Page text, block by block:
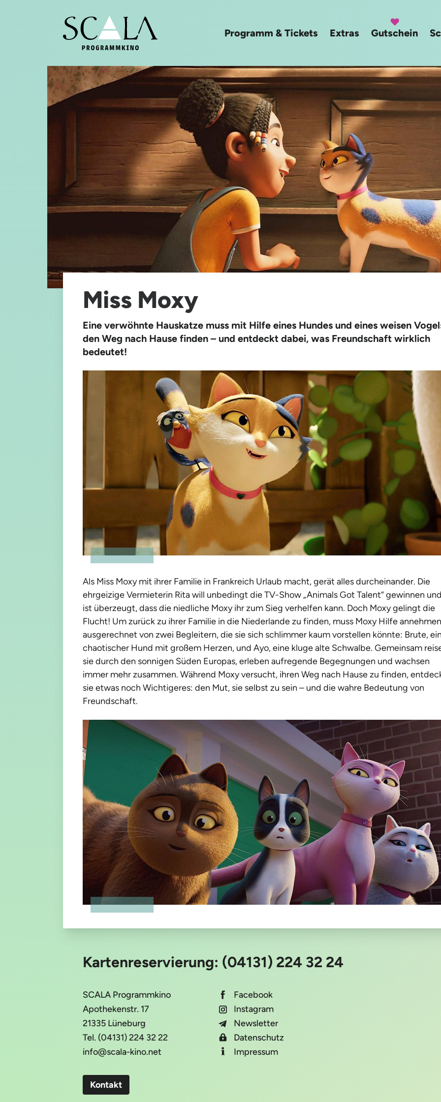
Programm & Tickets Extras Gutschein
Miss Moxy
Eine verwöhnte Hauskatze muss mit Hilfe eines Hundes und eines weisen
den Weg nach Hause finden – und entdeckt dabei, was Freundschaft wirklich
bedeutet!
Als Miss Moxy mit ihrer Familie in Frankreich Urlaub macht, gerät alles durcheinander. Die
ehrgeizige Vermieterin Rita will unbedingt die TV-Show „Animals Got Talent“ gewinnen
ist überzeugt, dass die niedliche Moxy ihr zum Sieg verhelfen kann. Doch Moxy gelingt die
Flucht! Um zurück zu ihrer Familie in die Niederlande zu finden, muss Moxy Hilfe
ausgerechnet von zwei Begleitern, die sie sich schlimmer kaum vorstellen könnte: Brute,
chaotischer Hund mit großem Herzen, und Ayo, eine kluge alte Schwalbe. Gemeinsam
sie durch den sonnigen Süden Europas, erleben aufregende Begegnungen und wachsen
immer mehr zusammen. Während Moxy versucht, ihren Weg nach Hause zu finden,
sie etwas noch Wichtigeres: den Mut, sie selbst zu sein – und die wahre Bedeutung von
Freundschaft.
Kartenreservierung: (04131) 224 32 24
SCALA Programmkino
Apothekenstr. 17
21335 Lüneburg
Tel. (04131) 224 32 22
info@scala-kino.net
Kontakt
Facebook
Instagram
Newsletter
Datenschutz
Impressum